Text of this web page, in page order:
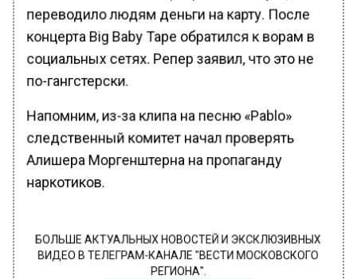
переводило людям деньги на карту. После
концерта Big Baby Tape обратился к ворам в
социальных сетях. Репер заявил, что это не
по-гангстерски.
Напомним, из-за клипа на песню «Pablo»
следственный комитет начал проверять
Алишера Моргенштерна на пропаганду
наркотиков.
БОЛЬШЕ АКТУАЛЬНЫХ НОВОСТЕЙ И ЭКСКЛЮЗИВНЫХ
ВИДЕО В ТЕЛЕГРАМ-КАНАЛЕ "ВЕСТИ МОСКОВСКОГО
РЕГИОНА".